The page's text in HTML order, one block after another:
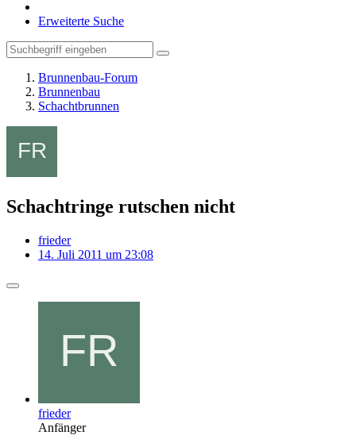
Erweiterte Suche
Brunnenbau-Forum
Brunnenbau
Schachtbrunnen
Schachtringe rutschen nicht
frieder
14. Juli 2011 um 23:08
frieder
Anfänger